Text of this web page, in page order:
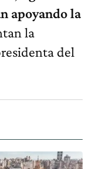
apoyando la
la
del